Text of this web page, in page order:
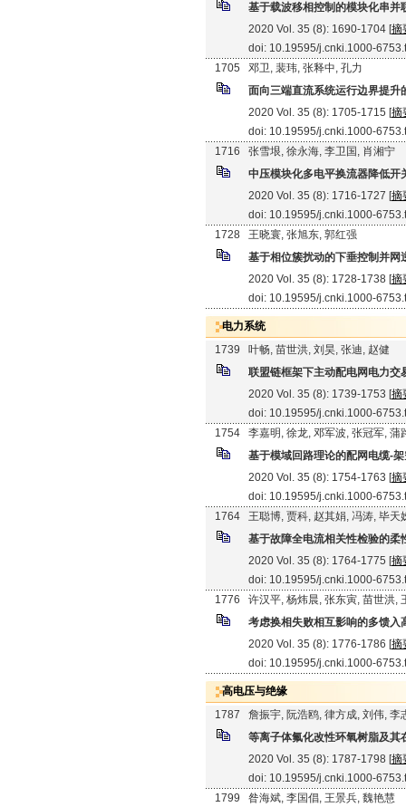
基于载波移相控制的模块化串并
2020 Vol. 35 (8): 1690-1704 [摘
doi: 10.19595/j.cnki.1000-
1705
邓卫, 裴玮, 张释中, 孔力
面向三端直流系统运行边界提升
2020 Vol. 35 (8): 1705-1715 [摘
doi: 10.19595/j.cnki.1000-
1716
张雪垠, 徐永海, 李卫国, 肖湘宁
中压模块化多电平换流器降低
2020 Vol. 35 (8): 1716-1727 [摘
doi: 10.19595/j.cnki.1000-
1728
王晓寰, 张旭东, 郭红强
基于相位簇扰动的下垂控制并网
2020 Vol. 35 (8): 1728-1738 [摘
doi: 10.19595/j.cnki.1000-
电力系统
1739
叶畅, 苗世洪, 刘昊, 张迪, 赵健
联盟链框架下主动配电网电力交
2020 Vol. 35 (8): 1739-1753 [摘
doi: 10.19595/j.cnki.1000-
1754
李嘉明, 徐龙, 邓军波, 张冠军, 蒲
基于模域回路理论的配网电缆-
2020 Vol. 35 (8): 1754-1763 [摘
doi: 10.19595/j.cnki.1000-
1764
王聪博, 贾科, 赵其娟, 冯涛, 毕天
基于故障全电流相关性检验的柔
2020 Vol. 35 (8): 1764-1775 [摘
doi: 10.19595/j.cnki.1000-
1776
许汉平, 杨炜晨, 张东寅, 苗世洪,
考虑换相失败相互影响的多馈入
2020 Vol. 35 (8): 1776-1786 [摘
doi: 10.19595/j.cnki.1000-
高电压与绝缘
1787
詹振宇, 阮浩鸥, 律方成, 刘伟, 李
等离子体氟化改性环氧树脂及其
2020 Vol. 35 (8): 1787-1798 [摘
doi: 10.19595/j.cnki.1000-
1799
昝海斌, 李国倡, 王景兵, 魏艳慧